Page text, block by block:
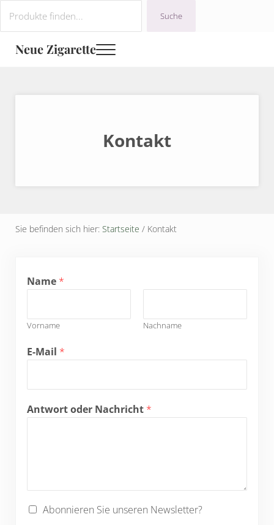
Suche
Neue Zigarette Menü
Kontakt
Sie befinden sich hier: Startseite /Kontakt
Name *
Vorname Nachname
E-Mail *
Antwort oder Nachricht *
Abonnieren Sie unseren Newsletter?